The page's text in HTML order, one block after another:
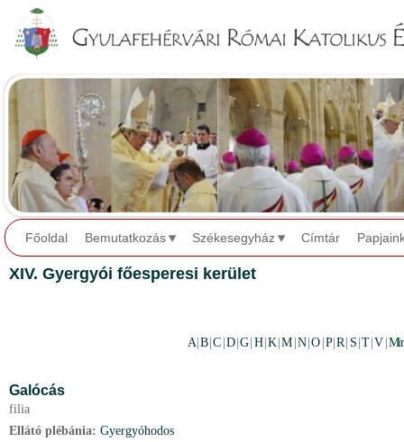
Főoldal Bemutatkozás Székesegyház Címtár
XIV. Gyergyói főesperesi kerület
A| B |C D |G H |K |M N |O P|R S |T |V
Galócás
filia
Ellátó plébánia: Gyergyóhodos